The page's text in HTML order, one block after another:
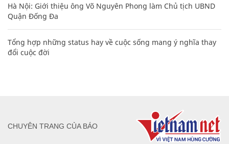
Hà Nội: Giới thiệu ông Võ Nguyên Phong làm Chủ tịch UBND
Quận Đống Đa
Tổng hợp những status hay về cuộc sống mang ý nghĩa thay
đổi cuộc đời
CHUYÊN TRANG CỦA BÁO